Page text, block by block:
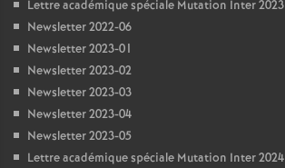
Lettre académique spéciale Mutation Inter 2023
Newsletter 2022-06
Newsletter 2023-01
Newsletter 2023-02
Newsletter 2023-03
Newsletter 2023-04
Newsletter 2023-05
Lettre académique spéciale Mutation Inter 2024